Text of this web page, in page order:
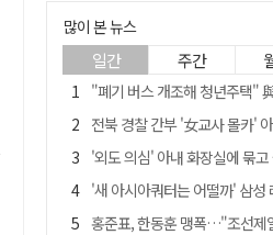
많이 본 뉴스
일간 주간
"폐기 버스 개조해 청년주택" 與 황희…'딸 학비는 年
전북 경찰 간부 '女교사 몰카' 아들 폰 부수고…"처벌 못하는 사안"
'외도 의심' 아내 화장실에 묶고 불에 달군 공구로 고문…
'새 아시아쿼터는 어떨까' 삼성 라이온즈, 새 얼굴 투수
홍준표, 한동훈 맹폭…"조선제일껌, 권력에 살고 권력에